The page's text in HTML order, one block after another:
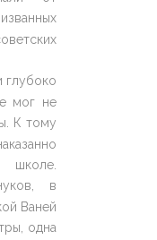
глубоко
мог не
К тому
школе.
в
Ваней
одна